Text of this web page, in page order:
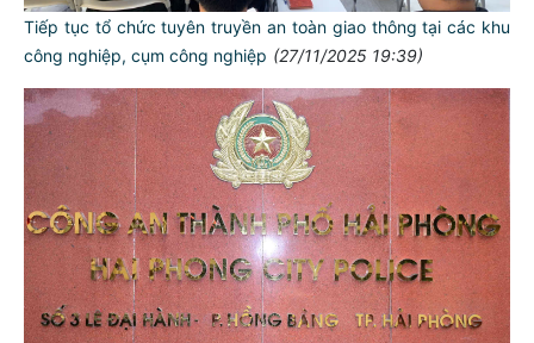
Tiếp tục tổ chức tuyên truyền an toàn giao thông tại các khu
công nghiệp, cụm công nghiệp (27/11/2025 19:39)